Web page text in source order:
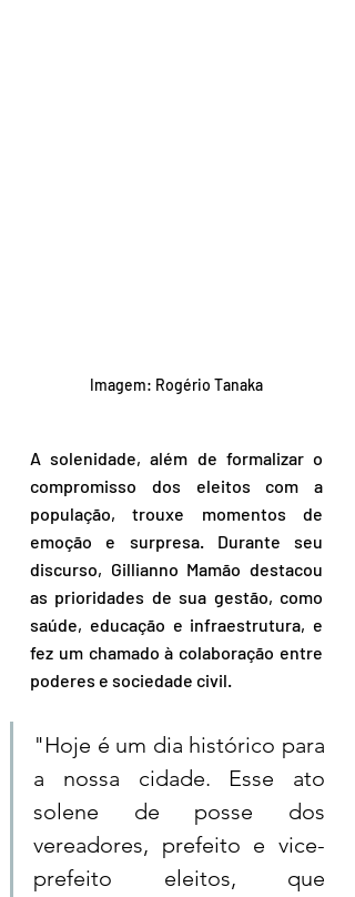
Imagem: Rogério Tanaka
A solenidade, além de formalizar o
compromisso dos eleitos com a
população, trouxe momentos de
emoção e surpresa. Durante seu
discurso, Gillianno Mamão destacou
as prioridades de sua gestão, como
saúde, educação e infraestrutura, e
fez um chamado à colaboração entre
poderes e sociedade civil.
"Hoje é um dia histórico para
a nossa cidade. Esse ato
solene de posse dos
vereadores, prefeito e vice-
prefeito eleitos, que